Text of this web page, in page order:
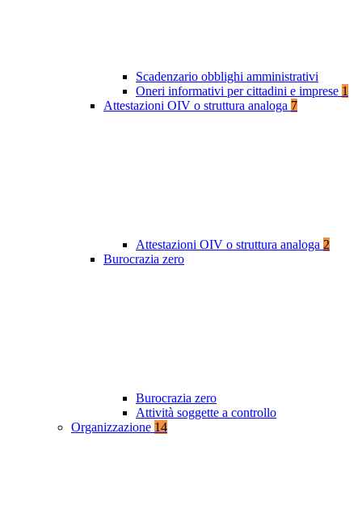
Scadenzario obblighi amministrativi
Oneri informativi per cittadini e imprese 1
Attestazioni OIV o struttura analoga 7
Attestazioni OIV o struttura analoga 2
Burocrazia zero
Burocrazia zero
Attività soggette a controllo
Organizzazione 14